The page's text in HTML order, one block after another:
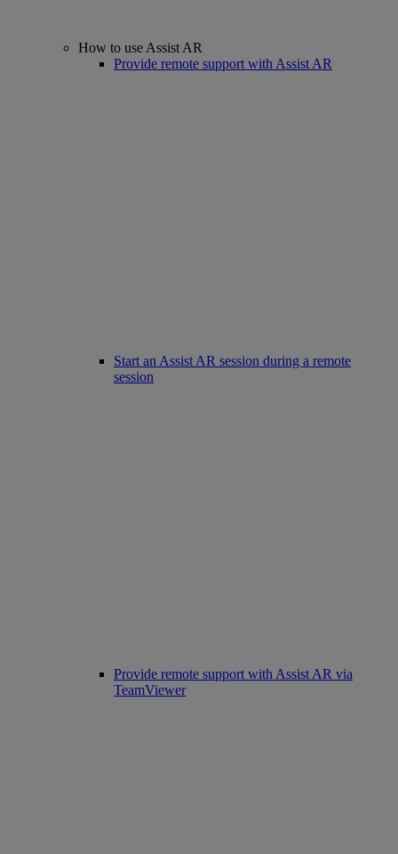
How to use Assist AR
Provide remote support with Assist AR
Start an Assist AR session during a remote
session
Provide remote support with Assist AR via
TeamViewer